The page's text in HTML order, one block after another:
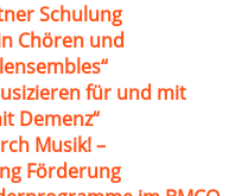
Schulung
Chören und
für und mit
Demenz“
Musik! –
Förderung